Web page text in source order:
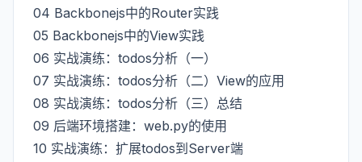
04 Backbonejs中的Router实践
05 Backbonejs中的View实践
06 实战演练：todos分析（一）
07 实战演练：todos分析（二）View的应用
08 实战演练：todos分析（三）总结
09 后端环境搭建：web.py的使用
10 实战演练：扩展todos到Server端